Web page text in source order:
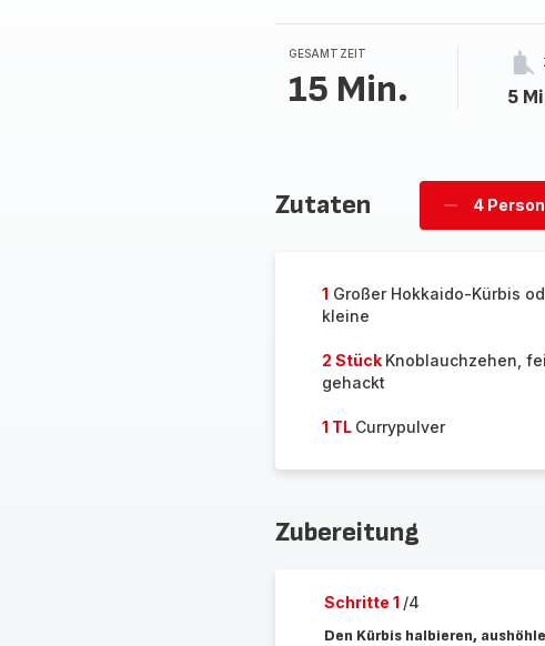
GESAMTZEIT
15 Min. 5
Zutaten
Personen
4
1 Großer Hokkaido-Kürbis
kleine
2 Stück Knoblauchzehen,
gehackt
1 TL Currypulver
Zubereitung
Schritte 1 /4
Den Kürbis halbieren,